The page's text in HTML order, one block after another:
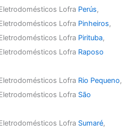
Lofra Perús,
Lofra Pinheiros,
Lofra Pirituba,
Lofra Raposo
Lofra Rio Pequeno,
Lofra São
Lofra Sumaré,